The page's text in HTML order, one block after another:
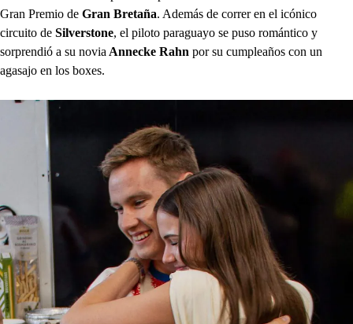
Gran Premio de Gran Bretaña. Además de correr en el icónico
circuito de Silverstone, el piloto paraguayo se puso romántico y
sorprendió a su novia Annecke Rahn por su cumpleaños con un
agasajo en los boxes.